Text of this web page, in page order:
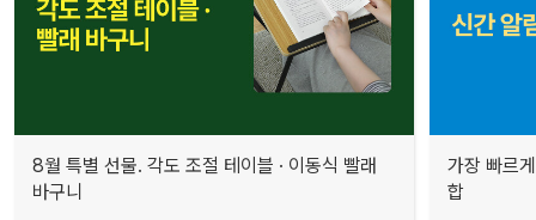
8월 특별 선물. 각도 조절 테이블 · 이동식 빨래
바구니
가장 빠르
합